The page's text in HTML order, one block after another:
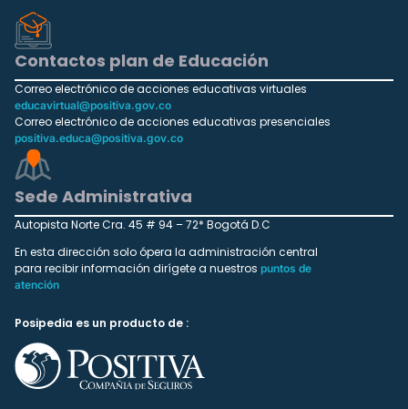
Contactos plan de Educación
Correo electrónico de acciones educativas virtuales
educavirtual@positiva.gov.co
Correo electrónico de acciones educativas presenciales
positiva.educa@positiva.gov.co
Sede Administrativa
Autopista Norte Cra. 45 # 94 – 72* Bogotá D.C
En esta dirección solo ópera la administración central
para recibir información dirígete a nuestros puntos de
atención
Posipedia es un producto de :